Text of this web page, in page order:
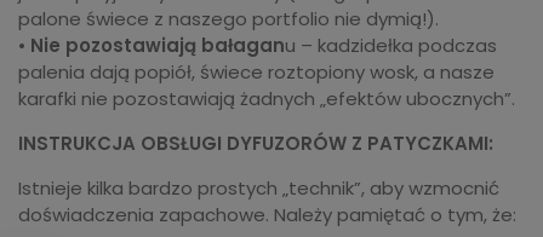
palone świece z naszego portfolio nie dymią!).
• Nie pozostawiają bałaganu – kadzidełka podczas
palenia dają popiół, świece roztopiony wosk, a nasze
karafki nie pozostawiają żadnych „efektów ubocznych”.
INSTRUKCJA OBSŁUGI DYFUZORÓW Z PATYCZKAMI:
Istnieje kilka bardzo prostych „technik”, aby wzmocnić
doświadczenia zapachowe. Należy pamiętać o tym, że: